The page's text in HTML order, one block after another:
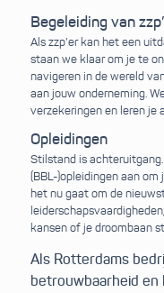
Begeleiding van
Als zzp’er kan het een
staan we klaar om je te
navigeren in de wereld
aan jouw onderneming.
verzekeringen en leren je
Opleidingen
Stilstand is
(BBL-)opleidingen aan
het nu gaat om de
kansen of je droombaan
Als Rotterdams
betrouwbaarheid en